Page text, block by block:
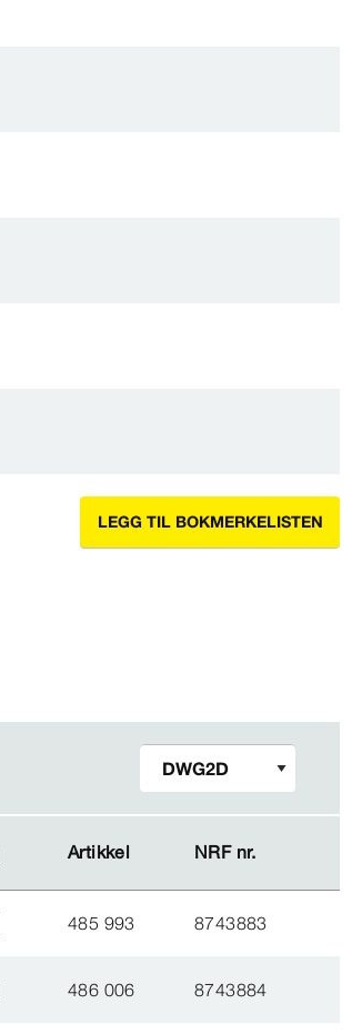
LEGG TIL BOKMERKELISTEN
Artikkel NRF nr.
Artikkel NRF nr.
485 993 8743883
486 006 8743884